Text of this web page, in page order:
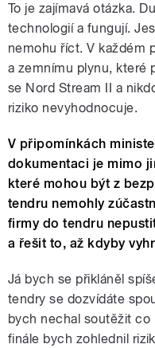
To je zajímavá otázka.
technologií a fungují.
nemohu říct. V každém
a zemnímu plynu, které
se Nord Stream II a
riziko nevyhodnocuje.
V připomínkách
dokumentaci je mimo
které mohou být z
tendru nemohly
firmy do tendru
a řešit to, až kdyby
Já bych se přikláněl
tendry se dozvídáte
bych nechal soutěžit co
finále bych zohlednil